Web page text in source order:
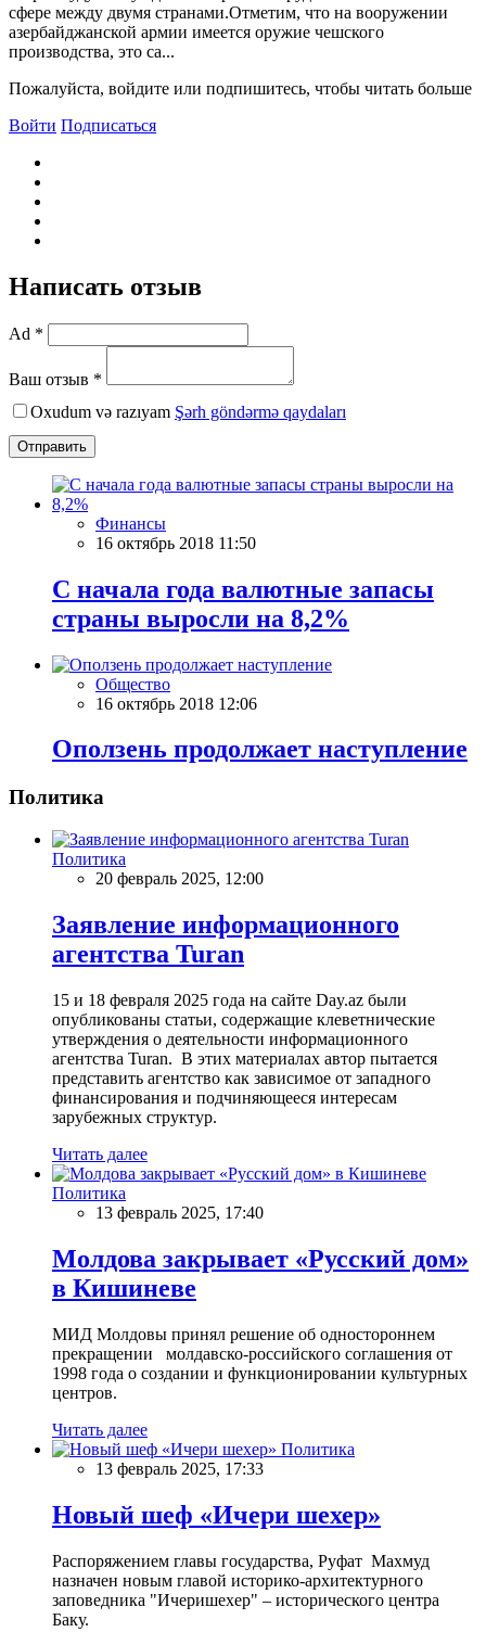
сфере между двумя странами.Отметим, что на вооружении
азербайджанской армии имеется оружие чешского
производства, это са...
Пожалуйста, войдите или подпишитесь, чтобы читать больше
Войти Подписаться
Написать отзыв
Ad *
Ваш отзыв *
Oxudum və razıyam Şərh göndərmə qaydaları
Отправить
Финансы
16 октябрь 2018 11:50
С начала года валютные запасы
страны выросли на 8,2%
Общество
16 октябрь 2018 12:06
Оползень продолжает наступление
Политика
Политика
20 февраль 2025, 12:00
Заявление информационного
агентства Turan
15 и 18 февраля 2025 года на сайте Day.az были
опубликованы статьи, содержащие клеветнические
утверждения о деятельности информационного
агентства Turan. В этих материалах автор пытается
представить агентство как зависимое от западного
финансирования и подчиняющееся интересам
зарубежных структур.
Читать далее
Политика
13 февраль 2025, 17:40
Молдова закрывает «Русский дом»
в Кишиневе
МИД Молдовы принял решение об одностороннем
прекращении молдавско-российского соглашения от
1998 года о создании и функционировании культурных
центров.
Читать далее
Политика
13 февраль 2025, 17:33
Новый шеф «Ичери шехер»
Распоряжением главы государства, Руфат Махмуд
назначен новым главой историко-архитектурного
заповедника "Ичеришехер" – исторического центра
Баку.